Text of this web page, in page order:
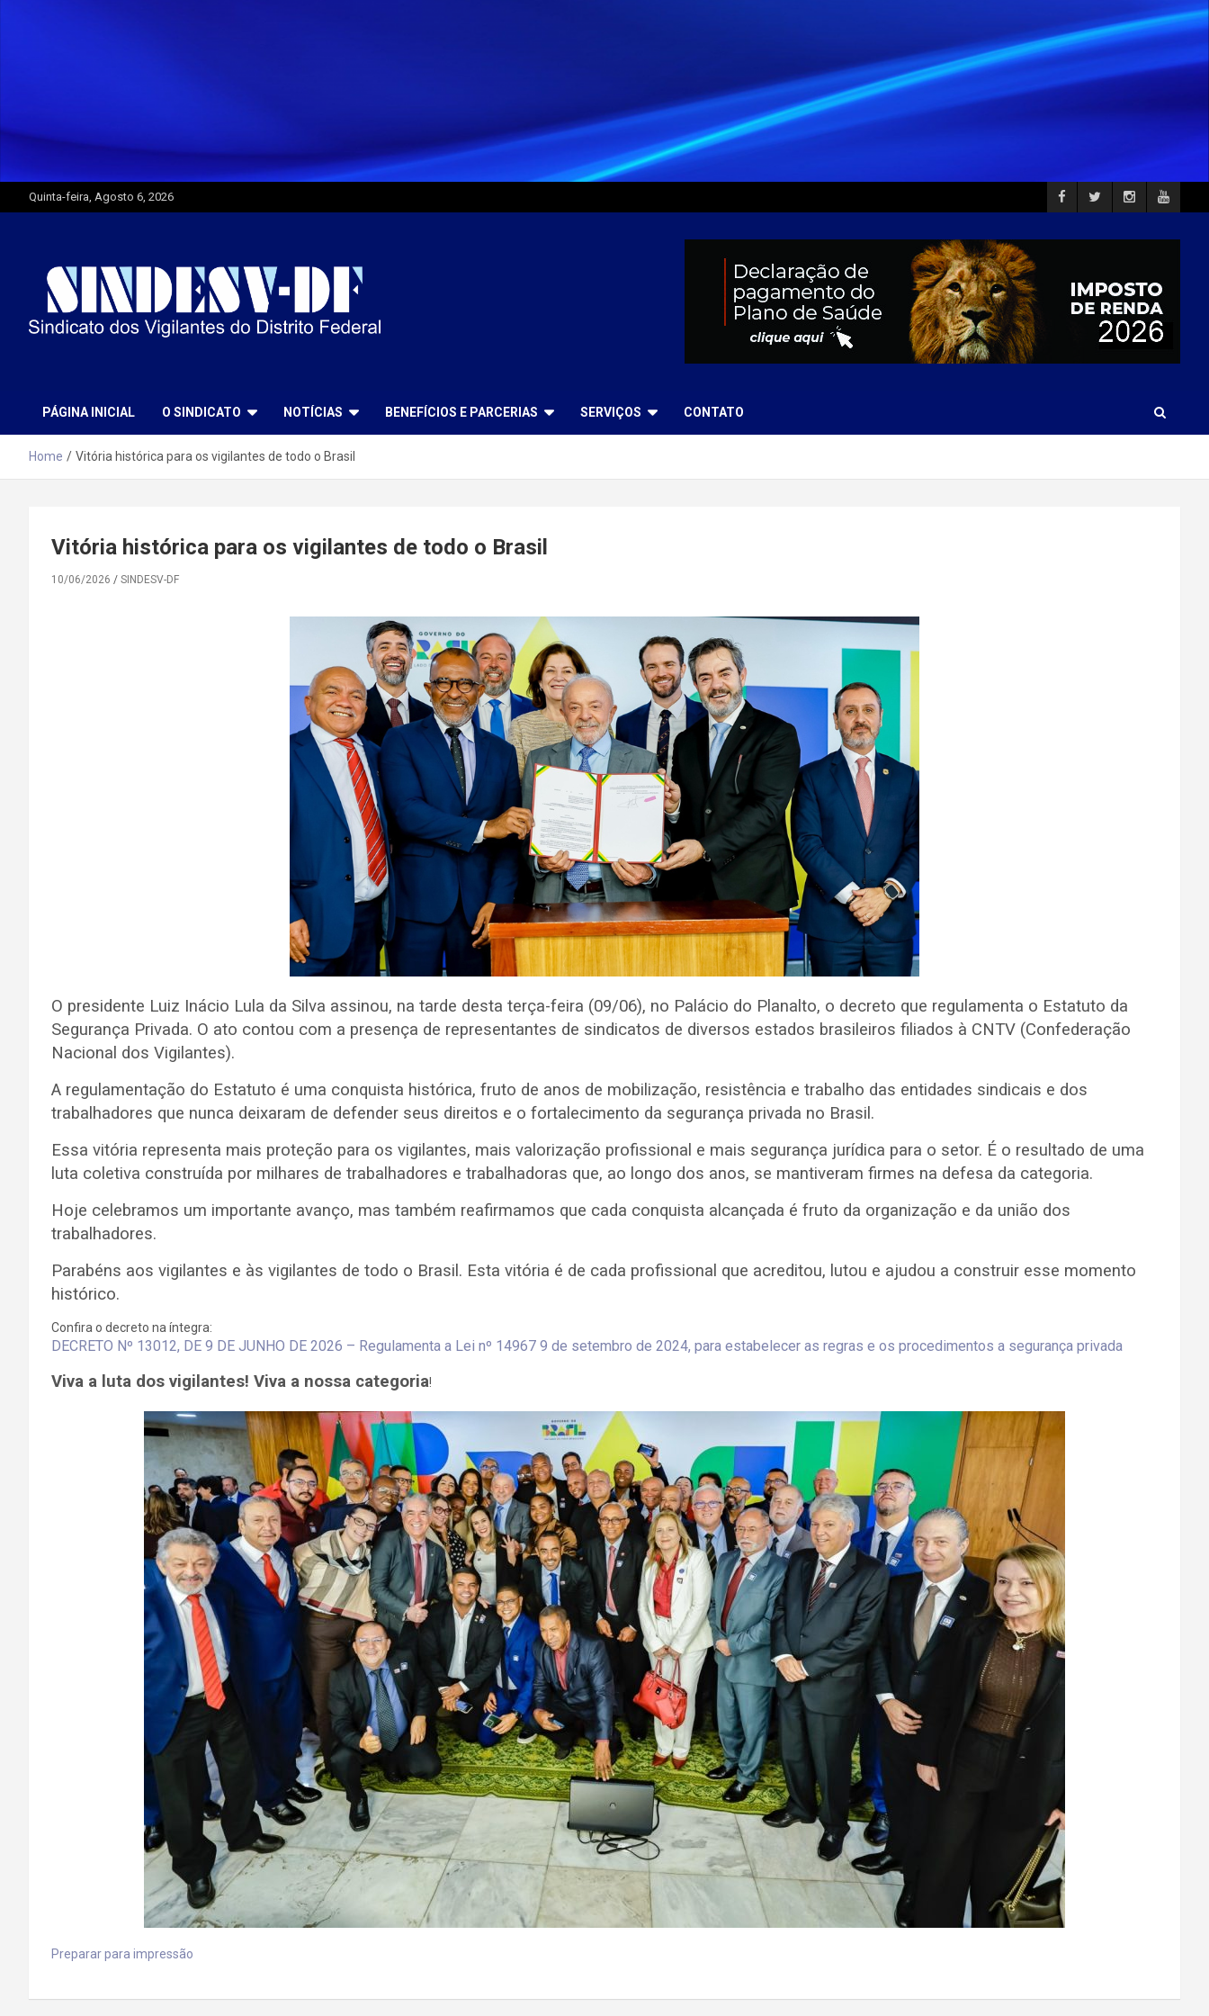
Quinta-feira, Agosto 6, 2026
PÁGINA INICIAL O SINDICATO NOTÍCIAS BENEFÍCIOS E PARCERIAS SERVIÇOS CONTATO
Home Vitória histórica para os vigilantes de todo o Brasil
Vitória histórica para os vigilantes de todo o Brasil
10/06/2026 SINDESV-DF
O presidente Luiz Inácio Lula da Silva assinou, na tarde desta terça-feira (09/06), no Palácio do Planalto, o decreto que regulamenta o Estatuto da
Segurança Privada. O ato contou com a presença de representantes de sindicatos de diversos estados brasileiros filiados à CNTV (Confederação
Nacional dos Vigilantes).
A regulamentação do Estatuto é uma conquista histórica, fruto de anos de mobilização, resistência e trabalho das entidades sindicais e dos
trabalhadores que nunca deixaram de defender seus direitos e o fortalecimento da segurança privada no Brasil.
Essa vitória representa mais proteção para os vigilantes, mais valorização profissional e mais segurança jurídica para o setor. É o resultado de uma
luta coletiva construída por milhares de trabalhadores e trabalhadoras que, ao longo dos anos, se mantiveram firmes na defesa da categoria.
Hoje celebramos um importante avanço, mas também reafirmamos que cada conquista alcançada é fruto da organização e da união dos
trabalhadores.
Parabéns aos vigilantes e às vigilantes de todo o Brasil. Esta vitória é de cada profissional que acreditou, lutou e ajudou a construir esse momento
histórico.
Confira o decreto na íntegra:
DECRETO Nº 13012, DE 9 DE JUNHO DE 2026 – Regulamenta a Lei nº 14967 9 de setembro de 2024, para estabelecer as regras e os procedimentos a segurança privada
Viva a luta dos vigilantes! Viva a nossa categoria!
Preparar para impressão